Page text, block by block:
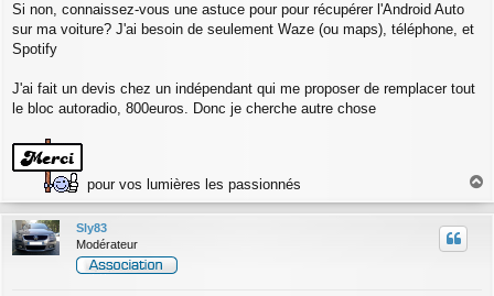
Si non, connaissez-vous une astuce pour pour récupérer l'Android Auto
sur ma voiture? J'ai besoin de seulement Waze (ou maps), téléphone, et
Spotify
J'ai fait un devis chez un indépendant qui me proposer de remplacer tout
le bloc autoradio, 800euros. Donc je cherche autre chose
pour vos lumières les passionnés
a
u
Sly83
Modérateur